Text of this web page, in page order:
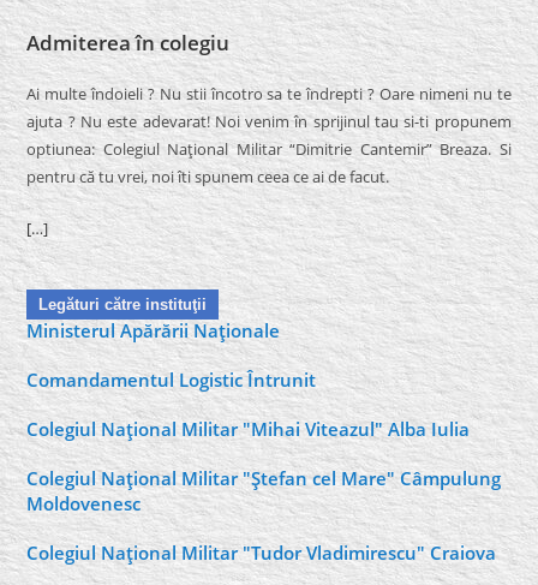
Admiterea în colegiu
Ai multe îndoieli ? Nu stii încotro sa te îndrepti ? Oare nimeni nu te
ajuta ? Nu este adevarat! Noi venim în sprijinul tau si-ti propunem
optiunea: Colegiul Naţional Militar “Dimitrie Cantemir” Breaza. Si
pentru că tu vrei, noi îti spunem ceea ce ai de facut.
[…]
Legături către instituţii
Ministerul Apărării Naţionale
Comandamentul Logistic Întrunit
Colegiul Naţional Militar "Mihai Viteazul" Alba Iulia
Colegiul Naţional Militar "Ştefan cel Mare" Câmpulung
Moldovenesc
Colegiul Naţional Militar "Tudor Vladimirescu" Craiova